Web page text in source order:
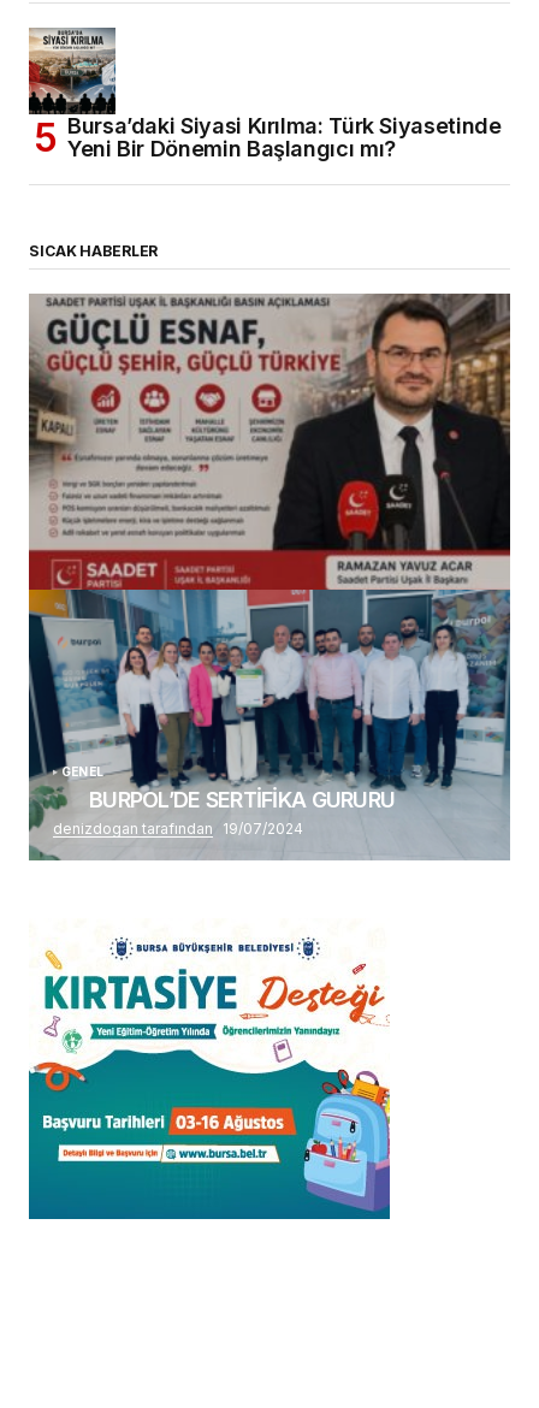
Bursa’daki Siyasi Kırılma: Türk Siyasetinde
Yeni Bir Dönemin Başlangıcı mı?
SICAK HABERLER
(başlıksız)
Alaattin Karahan tarafından 14/07/2026
GENEL
BURPOL’DE SERTİFİKA GURURU
denizdogan tarafından 19/07/2024